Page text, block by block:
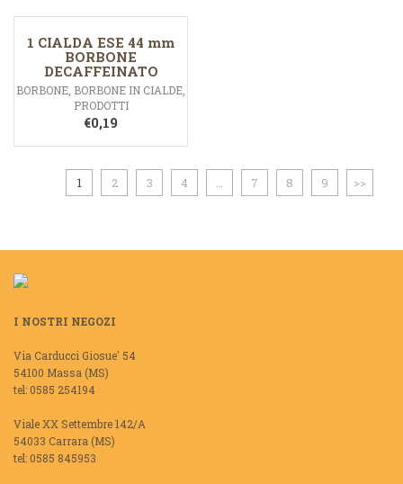
1 CIALDA ESE 44 mm
BORBONE
DECAFFEINATO
BORBONE BORBONE IN CIALDE
PRODOTTI
€0,19
1 2 3 4 7 8 9 >>
I NOSTRI NEGOZI
Via Carducci Giosue' 54
54100 Massa (MS)
tel: 0585 254194
Viale XX Settembre 142/A
54033 Carrara (MS)
tel: 0585 845953